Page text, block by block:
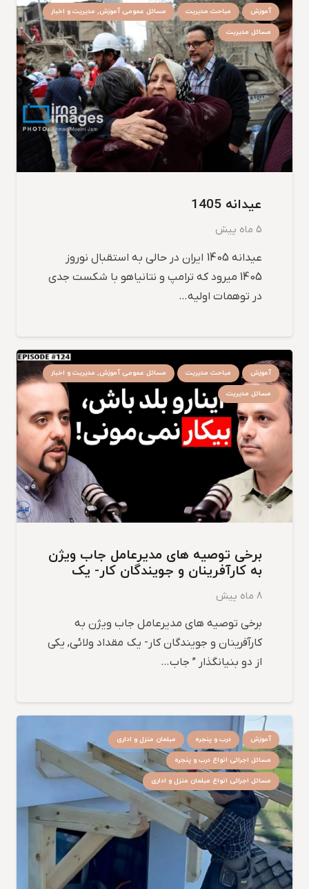
آموزش مباحث مدیریت
مسائل عمومی آموزش, مدیریت و اخبار
مسائل مدیریت
عیدانه 1405
5 ماه پیش
عیدانه 1405 ایران در حالی به استقبال نوروز
1405 میرود که ترامپ و نتانیاهو با شکست جدی
در توهمات اولیه…
آموزش مباحث مدیریت
مسائل عمومی آموزش, مدیریت و اخبار
مسائل مدیریت
برخی توصیه های مدیرعامل جاب ویژن
به کارآفرینان و جویندگان کار- یک
8 ماه پیش
برخی توصیه های مدیرعامل جاب ویژن به
کارآفرینان و جویندگان کار- یک مقداد ولائی, یکی
از دو بنیانگذار ” جاب…
آموزش درب و پنجره
مبلمان منزل و اداری
مسائل اجرائی انواع درب و پنجره
مسائل اجرائی انواع مبلمان منزل و اداری